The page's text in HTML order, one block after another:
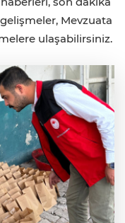
Mevzuata
ulaşabilirsiniz.